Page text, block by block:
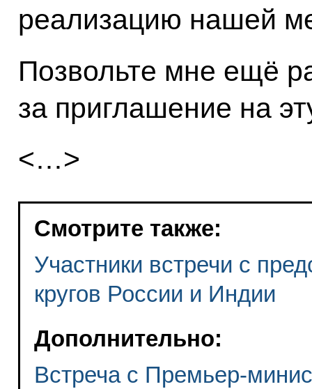
реализацию нашей
Позвольте мне ещё
за приглашение на
<…>
Смотрите также:
Участники встречи с
кругов России и Индии
Дополнительно:
Встреча с Премьер-